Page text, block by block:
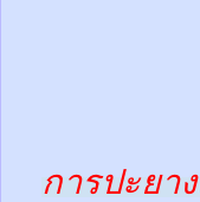
การปะยา